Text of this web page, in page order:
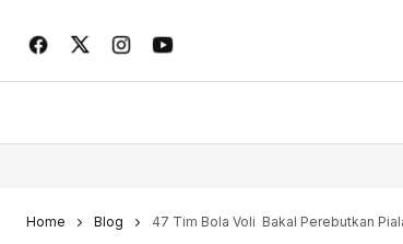
Home Blog 47 Tim Bola Voli Bakal Perebutkan